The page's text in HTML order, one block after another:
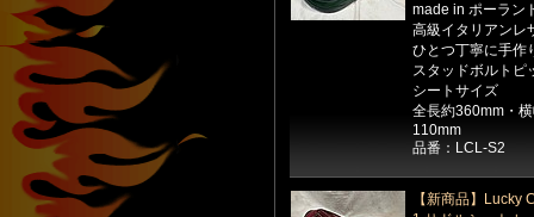
made in ポーラン
高級イタリアンレ
ひとつ丁寧に手作
スタッドボルトピ
シートサイズ
全長約360mm・
110mm
品番：LCL-S2
【新商品】Lucky